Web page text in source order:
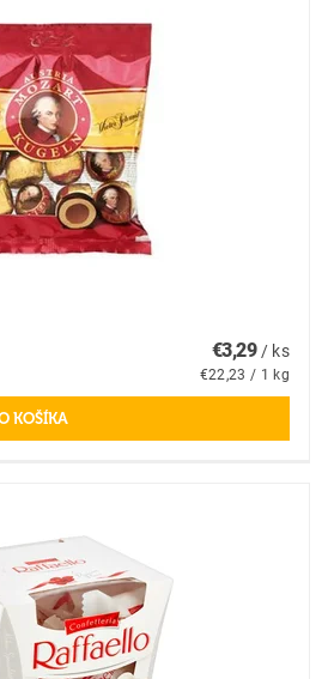
€3,29 / ks
€22,23 / 1 kg